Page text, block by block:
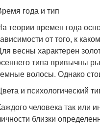
года и тип
теории времен года
от того, к
весны характерен
типа привычны
волосы. Однако
и психологический
человека так или
близки